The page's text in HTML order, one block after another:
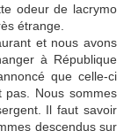
odeur de lacrymo
étrange.
et nous avons
à République
que celle-ci
pas. Nous sommes
Il faut savoir
descendus sur